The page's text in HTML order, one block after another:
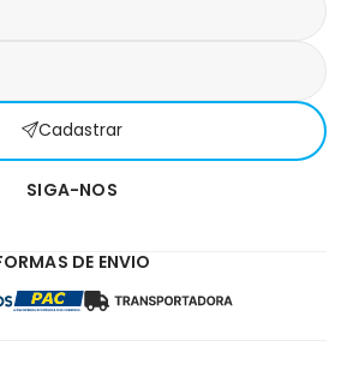
Cadastrar
SIGA-NOS
DE ENVIO